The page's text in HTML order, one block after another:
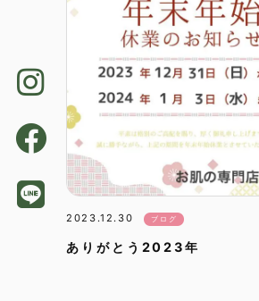
2023.12.30 ブログ
ありがとう2023年